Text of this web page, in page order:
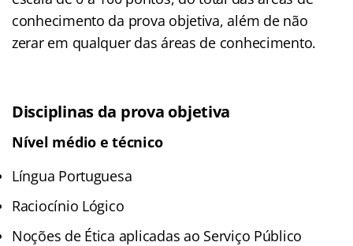
conhecimento da prova objetiva, além de não
zerar em qualquer das áreas de conhecimento.
Disciplinas da prova objetiva
Nível médio e técnico
Língua Portuguesa
Raciocínio Lógico
Noções de Ética aplicadas ao Serviço Público